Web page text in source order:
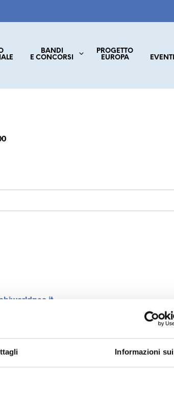
Informazioni
BANDI
E CONCORSI
PROGETTO
EUROPA
EVENTI